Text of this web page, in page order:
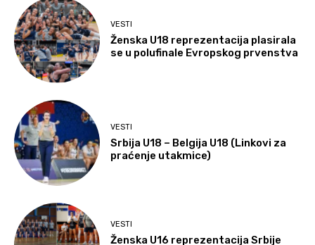
VESTI
Ženska U18 reprezentacija plasirala
se u polufinale Evropskog prvenstva
VESTI
Srbija U18 – Belgija U18 (Linkovi za
praćenje utakmice)
VESTI
Ženska U16 reprezentacija Srbije